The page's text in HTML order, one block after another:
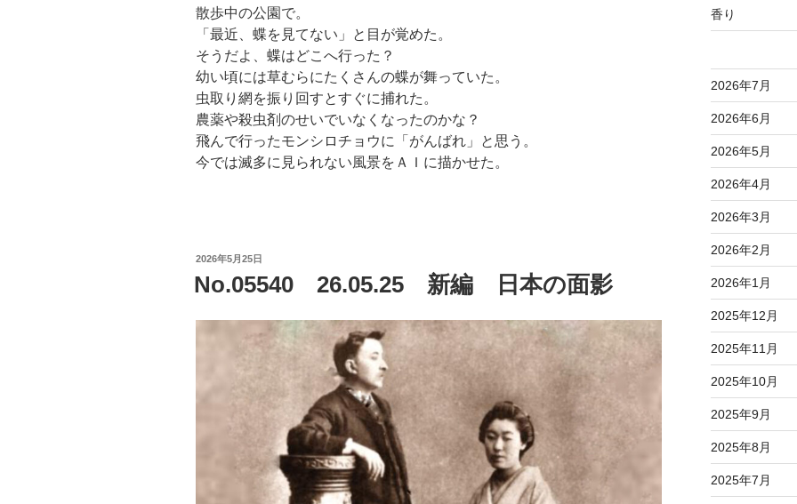
散歩中の公園で。
「最近、蝶を見てない」と目が覚めた。
そうだよ、蝶はどこへ行った？
幼い頃には草むらにたくさんの蝶が舞っていた。
虫取り網を振り回すとすぐに捕れた。
農薬や殺虫剤のせいでいなくなったのかな？
飛んで行ったモンシロチョウに「がんばれ」と思う。
今では滅多に見られない風景をＡＩに描かせた。
投
日:
2026年5月25日
No.05540 26.05.25 新編 日本の面影
香り
2026年7月
2026年6月
2026年5月
2026年4月
2026年3月
2026年2月
2026年1月
2025年12月
2025年11月
2025年10月
2025年9月
2025年8月
2025年7月